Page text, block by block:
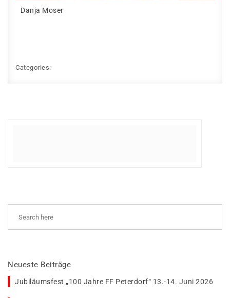
Danja Moser
Categories:
Neueste Beiträge
Jubiläumsfest „100 Jahre FF Peterdorf“ 13.-14. Juni 2026